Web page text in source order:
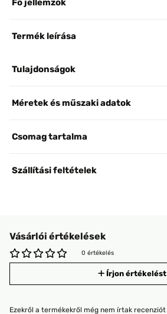
Fő jellemzők
Termék leírása
Tulajdonságok
Méretek és műszaki adatok
Csomag tartalma
Szállítási feltételek
Vásárlói értékelések
0 értékelés
Írjon értékelést
Ezekről a termékekről még nem írtak recenziót